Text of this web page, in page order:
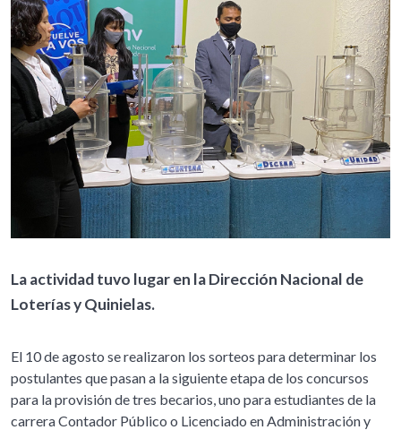
La actividad tuvo lugar en la Dirección Nacional de
Loterías y Quinielas.
El 10 de agosto se realizaron los sorteos para determinar los
postulantes que pasan a la siguiente etapa de los concursos
para la provisión de tres becarios, uno para estudiantes de la
carrera Contador Público o Licenciado en Administración y